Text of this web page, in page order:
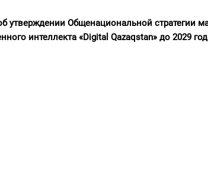
утверждении Общенациональной стратегии
интеллекта «Digital Qazaqstan» до 2029